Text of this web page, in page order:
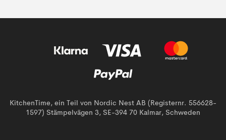
KitchenTime, ein Teil von Nordic Nest AB (Registernr. 556628-
1597) Stämpelvägen 3, SE-394 70 Kalmar, Schweden